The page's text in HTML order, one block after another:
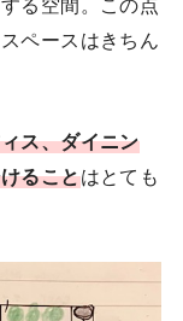
る空間。この点
ペースはきちん
ス、ダイニン
ることはとても